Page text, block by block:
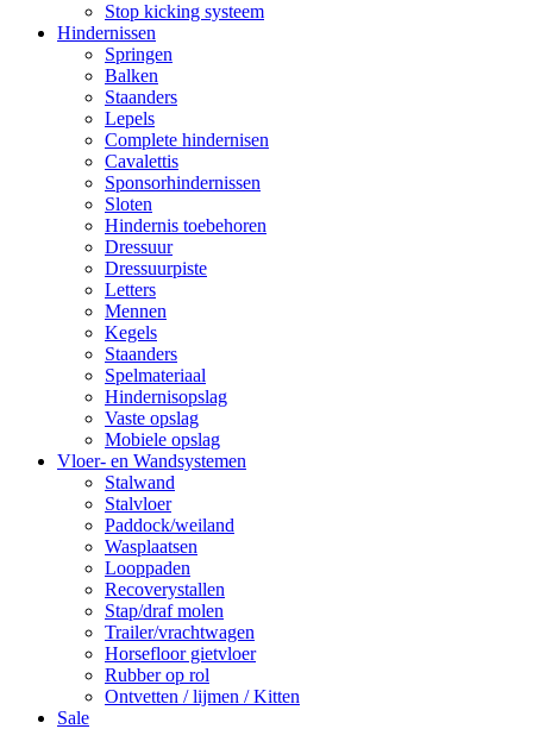
Stop kicking systeem
Hindernissen
Springen
Balken
Staanders
Lepels
Complete hindernisen
Cavalettis
Sponsorhindernissen
Sloten
Hindernis toebehoren
Dressuur
Dressuurpiste
Letters
Mennen
Kegels
Staanders
Spelmateriaal
Hindernisopslag
Vaste opslag
Mobiele opslag
Vloer- en Wandsystemen
Stalwand
Stalvloer
Paddock/weiland
Wasplaatsen
Looppaden
Recoverystallen
Stap/draf molen
Trailer/vrachtwagen
Horsefloor gietvloer
Rubber op rol
Ontvetten / lijmen / Kitten
Sale